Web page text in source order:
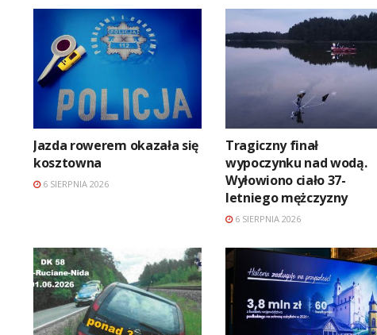
Jazda rowerem okazała się
kosztowna
6 SIERPNIA 2026
Tragiczny finał
wypoczynku nad wodą.
Wyłowiono ciało 37-
letniego mężczyzny
6 SIERPNIA 2026